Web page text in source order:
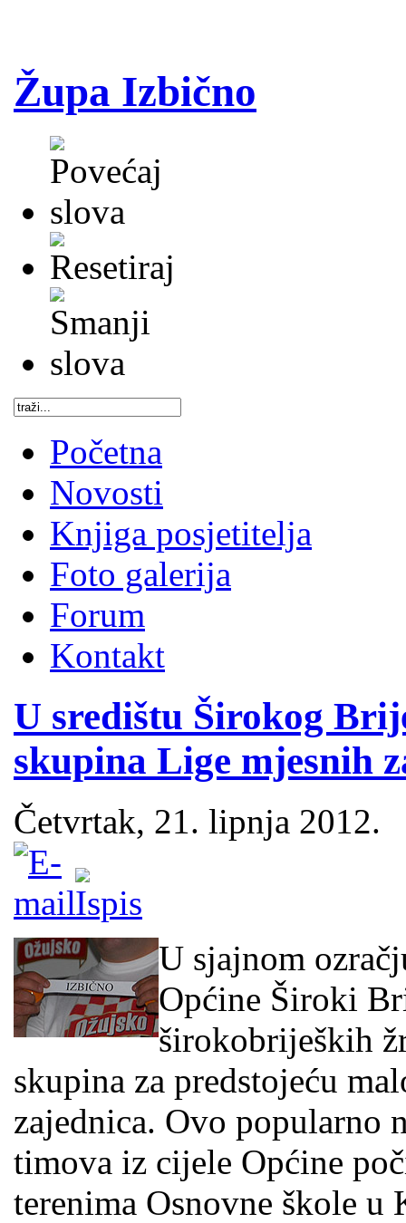
Župa Izbično
Početna
Novosti
Knjiga posjetitelja
Foto galerija
Forum
Kontakt
U središtu Širokog
skupina Lige mjesnih
Četvrtak, 21. lipnja 2012.
U sjajnom
Općine Široki
širokobrijeških
skupina za predstojeću
zajednica. Ovo popularno
timova iz cijele Općine
terenima Osnovne škole u